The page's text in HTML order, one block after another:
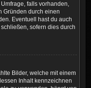
falls vorhanden,
Gründen durch einen
Eventuell hast du auch
sofern dies durch
Bilder, welche mit einem
Inhalt kennzeichnen